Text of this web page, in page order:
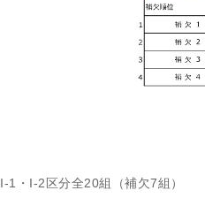
I-1・I-2区分全20組（補欠7組）